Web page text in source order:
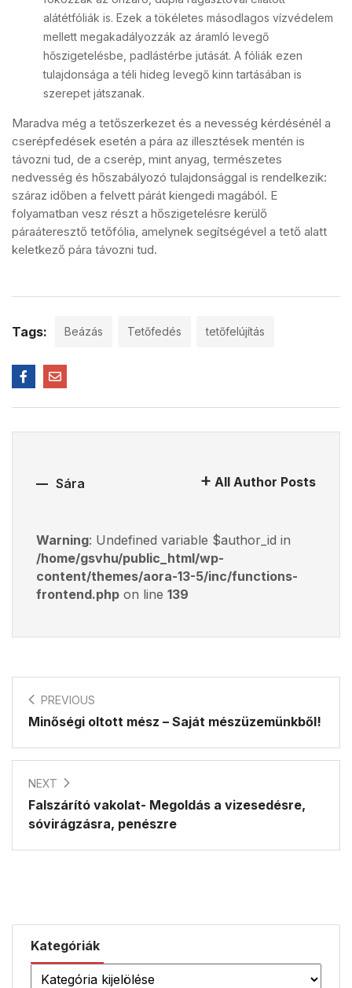
Kategóriák
alátétfóliák is. Ezek a tökéletes másodlagos vízvédelem
mellett megakadályozzák az áramló levegő
hőszigetelésbe, padlástérbe jutását. A fóliák ezen
tulajdonsága a téli hideg levegő kinn tartásában is
szerepet játszanak.
Maradva még a tetőszerkezet és a nevesség kérdésénél a
cserépfedések esetén a pára az illesztések mentén is
távozni tud, de a cserép, mint anyag, természetes
nedvesség és hőszabályozó tulajdonsággal is rendelkezik:
száraz időben a felvett párát kiengedi magából. E
folyamatban vesz részt a hőszigetelésre kerülő
páraáteresztő tetőfólia, amelynek segítségével a tető alatt
keletkező pára távozni tud.
Tags: Beázás Tetőfedés tetőfelújítás
Sára All Author Posts
Warning: Undefined variable $author_id in
/home/gsvhu/public_html/wp-
content/themes/aora-13-5/inc/functions-
frontend.php on line 139
PREVIOUS
Minőségi oltott mész – Saját mészüzemünkből!
NEXT
Falszárító vakolat- Megoldás a vizesedésre,
sóvirágzásra, penészre